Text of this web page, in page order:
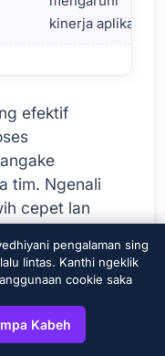
kinerja aplikasi.
efektif
tim. Ngenali
cepet lan
Iki
proyek
luwih
ora mung
pengalaman sing
lintas. Kanthi ngeklik
cookie saka
Kabeh